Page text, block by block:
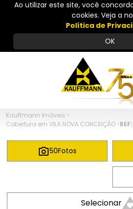
Ao utilizar este site, você
cookies. Veja a
Política de
OK
Kauffmann Imóveis >
Cobertura em VILA NOVA CONCEIÇÃO >
50Fotos
Selecionar